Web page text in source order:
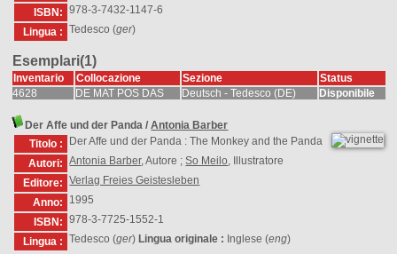
ISBN:
978-3-7432-1147-6
Lingua :
Tedesco (ger)
Esemplari(1)
Inventario Collocazione Sezione
Status
4628
DE MAT POS DAS Deutsch - Tedesco (DE) Disponibile
Der Affe und der Panda /Antonia Barber
Titolo :
Der Affe und der Panda : The Monkey and the Panda
Autori:
Antonia Barber, Autore ;So Meilo, Illustratore
Editore:
Verlag Freies Geistesleben
Anno:
1995
ISBN:
978-3-7725-1552-1
Lingua :
Tedesco (ger) Lingua originale : Inglese (eng)